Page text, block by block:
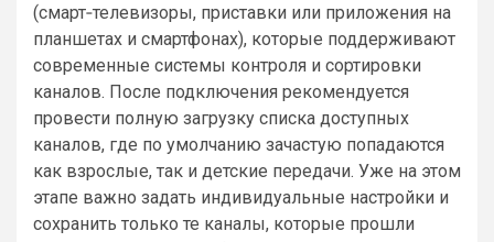
(смарт‑телевизоры, приставки или приложения на
планшетах и смартфонах), которые поддерживают
современные системы контроля и сортировки
каналов. После подключения рекомендуется
провести полную загрузку списка доступных
каналов, где по умолчанию зачастую попадаются
как взрослые, так и детские передачи. Уже на этом
этапе важно задать индивидуальные настройки и
сохранить только те каналы, которые прошли